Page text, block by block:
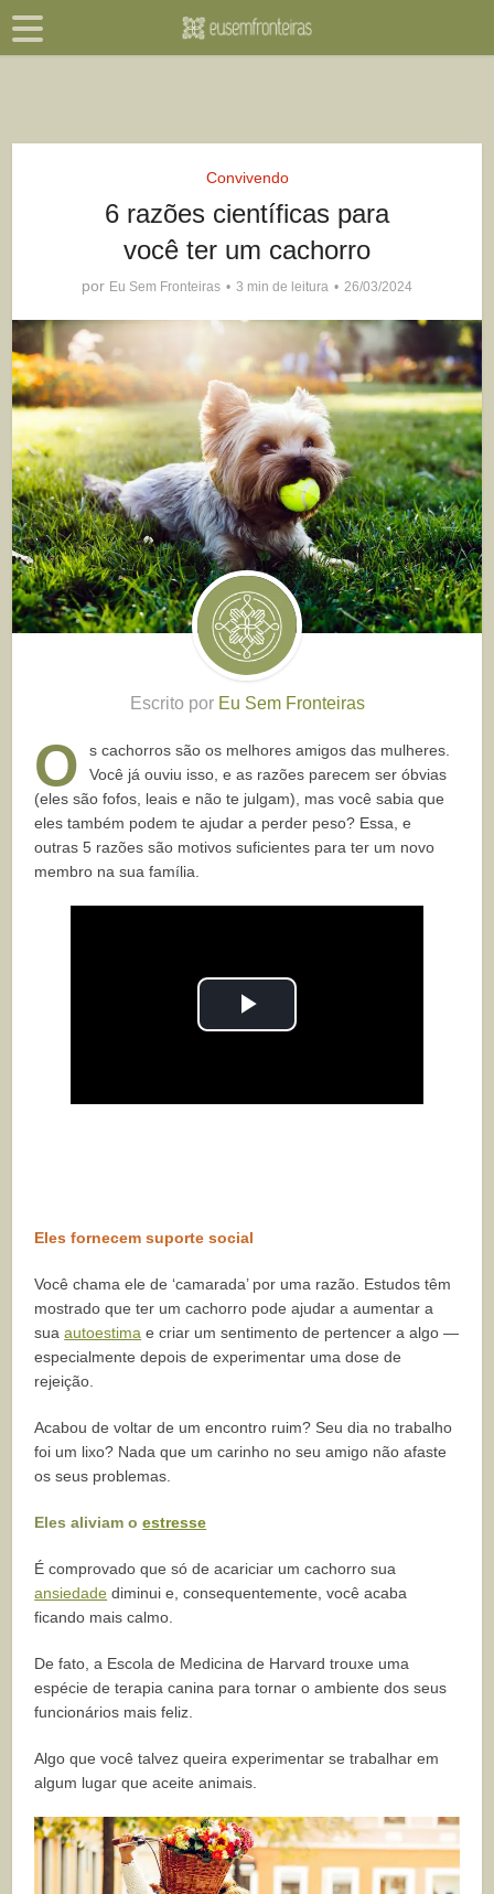
Convivendo
6 razões científicas para
você ter um cachorro
por Eu Sem Fronteiras 3 min de leitura 26/03/2024
Escrito por Eu Sem Fronteiras
O
s cachorros são os melhores amigos das mulheres.
Você já ouviu isso, e as razões parecem ser óbvias
(eles são fofos, leais e não te julgam), mas você sabia que
eles também podem te ajudar a perder peso? Essa, e
outras 5 razões são motivos suficientes para ter um novo
membro na sua família.
Play
Eles fornecem suporte social
Você chama ele de ‘camarada’ por uma razão. Estudos têm
mostrado que ter um cachorro pode ajudar a aumentar a
suaautoestima e criar um sentimento de pertencer a algo —
especialmente depois de experimentar uma dose de
rejeição.
Acabou de voltar de um encontro ruim? Seu dia no trabalho
foi um lixo? Nada que um carinho no seu amigo não afaste
os seus problemas.
Eles aliviam oestresse
É comprovado que só de acariciar um cachorro sua
ansiedade diminui e, consequentemente, você acaba
ficando mais calmo.
De fato, a Escola de Medicina de Harvard trouxe uma
espécie de terapia canina para tornar o ambiente dos seus
funcionários mais feliz.
Algo que você talvez queira experimentar se trabalhar em
algum lugar que aceite animais.